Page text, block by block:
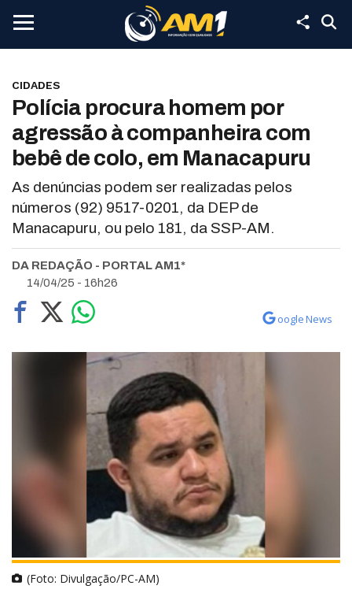
CIDADES
Polícia procura homem por
agressão à companheira com
bebê de colo, em Manacapuru
As denúncias podem ser realizadas pelos
números (92) 9517-0201, da DEP de
Manacapuru, ou pelo 181, da SSP-AM.
DA REDAÇÃO - PORTAL AM1*
14/04/25 - 16h26
oogle News
(Foto: Divulgação/PC-AM)